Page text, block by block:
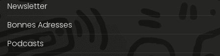
Newsletter
Bonnes Adresses
Podcasts